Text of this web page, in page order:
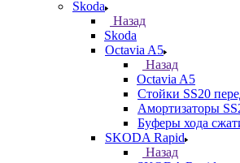
Skoda
Назад
Skoda
Octavia A5
Назад
Octavia A5
Стойки SS20
Амортизаторы
Буферы хода
SKODA Rapid
Назад